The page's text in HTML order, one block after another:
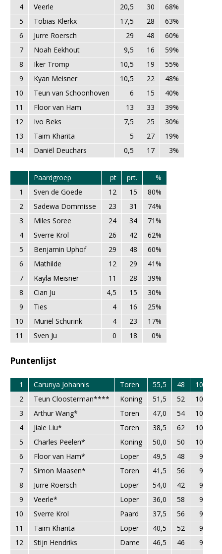
4
Veerle 20,5 30
68%
5
Tobias Klerkx 17,5 28
63%
6
Jurre Roersch 29 48
60%
7
Noah Eekhout 9,5 16
59%
8
Iker Tromp 10,5 19
55%
9
Kyan Meisner 10,5 22
48%
10
Teun van Schoonhoven 6 15
40%
11
Floor van Ham 13 33
39%
12
Ivo Beks 7,5 25
30%
13
Taim Kharita 5 27
19%
14
Daniël Deuchars 0,5 17 3%
Paardgroep pt prt.
%
1
Sven de Goede 12 15
80%
2
Sadewa Dommisse 23 31
74%
3
Miles Soree 24 34
71%
4
Sverre Krol 26 42
62%
5
Benjamin Uphof 29 48
60%
6
Mathilde 12 29
41%
7
Kayla Meisner 11 28
39%
8
Cian Ju 4,5 15
30%
9
Ties 4 16
25%
10
Muriël Schurink 4 23
17%
11
Sven Ju 0 18 0%
Puntenlijst
1 Carunya Johannis Toren 55,5 48
103,5
2
Teun Cloosterman**** Koning 51,5 52
103,5
3
Arthur Wang* Toren 47,0 54
101,0
4
Jiale Liu* Toren 38,5 62
100,5
5
Charles Peelen* Koning 50,0 50
100,0
6
Floor van Ham* Loper 49,5 48
97,5
7
Simon Maasen* Toren 41,5 56
97,5
8
Jurre Roersch Loper 54,0 42
96,0
9
Veerle* Loper 36,0 58
94,0
10
Sverre Krol Paard 37,5 56
93,5
11
Taim Kharita Loper 40,5 52
92,5
12
Stijn Hendriks Dame 46,5 46
92,5